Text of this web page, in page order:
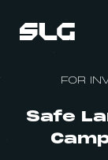
FOR
Safe